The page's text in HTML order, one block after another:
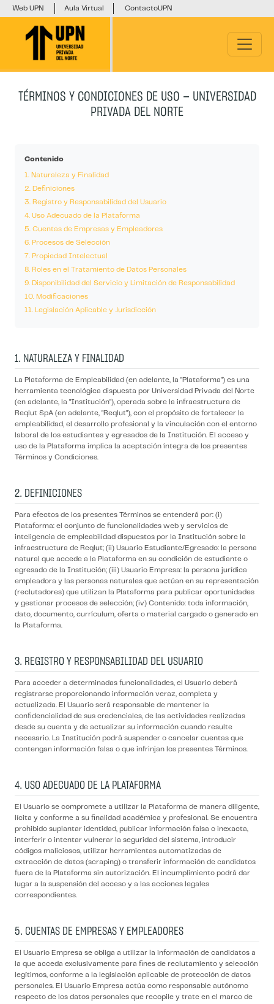
Web UPN Aula Virtual ContactoUPN
TÉRMINOS Y CONDICIONES DE USO — UNIVERSIDAD
PRIVADA DEL NORTE
Contenido
1. Naturaleza y Finalidad
2. Definiciones
3. Registro y Responsabilidad del Usuario
4. Uso Adecuado de la Plataforma
5. Cuentas de Empresas y Empleadores
6. Procesos de Selección
7. Propiedad Intelectual
8. Roles en el Tratamiento de Datos Personales
9. Disponibilidad del Servicio y Limitación de Responsabilidad
10. Modificaciones
11. Legislación Aplicable y Jurisdicción
1. NATURALEZA Y FINALIDAD
La Plataforma de Empleabilidad (en adelante, la "Plataforma") es una
herramienta tecnológica dispuesta por Universidad Privada del Norte
(en adelante, la "Institución"), operada sobre la infraestructura de
Reqlut SpA (en adelante, "Reqlut"), con el propósito de fortalecer la
empleabilidad, el desarrollo profesional y la vinculación con el entorno
laboral de los estudiantes y egresados de la Institución. El acceso y
uso de la Plataforma implica la aceptación íntegra de los presentes
Términos y Condiciones.
2. DEFINICIONES
Para efectos de los presentes Términos se entenderá por: (i)
Plataforma: el conjunto de funcionalidades web y servicios de
inteligencia de empleabilidad dispuestos por la Institución sobre la
infraestructura de Reqlut; (ii) Usuario Estudiante/Egresado: la persona
natural que accede a la Plataforma en su condición de estudiante o
egresado de la Institución; (iii) Usuario Empresa: la persona jurídica
empleadora y las personas naturales que actúan en su representación
(reclutadores) que utilizan la Plataforma para publicar oportunidades
y gestionar procesos de selección; (iv) Contenido: toda información,
dato, documento, currículum, oferta o material cargado o generado en
la Plataforma.
3. REGISTRO Y RESPONSABILIDAD DEL USUARIO
Para acceder a determinadas funcionalidades, el Usuario deberá
registrarse proporcionando información veraz, completa y
actualizada. El Usuario será responsable de mantener la
confidencialidad de sus credenciales, de las actividades realizadas
desde su cuenta y de actualizar su información cuando resulte
necesario. La Institución podrá suspender o cancelar cuentas que
contengan información falsa o que infrinjan los presentes Términos.
4. USO ADECUADO DE LA PLATAFORMA
El Usuario se compromete a utilizar la Plataforma de manera diligente,
lícita y conforme a su finalidad académica y profesional. Se encuentra
prohibido suplantar identidad, publicar información falsa o inexacta,
interferir o intentar vulnerar la seguridad del sistema, introducir
códigos maliciosos, utilizar herramientas automatizadas de
extracción de datos (scraping) o transferir información de candidatos
fuera de la Plataforma sin autorización. El incumplimiento podrá dar
lugar a la suspensión del acceso y a las acciones legales
correspondientes.
5. CUENTAS DE EMPRESAS Y EMPLEADORES
El Usuario Empresa se obliga a utilizar la información de candidatos a
la que acceda exclusivamente para fines de reclutamiento y selección
legítimos, conforme a la legislación aplicable de protección de datos
personales. El Usuario Empresa actúa como responsable autónomo
respecto de los datos personales que recopile y trate en el marco de